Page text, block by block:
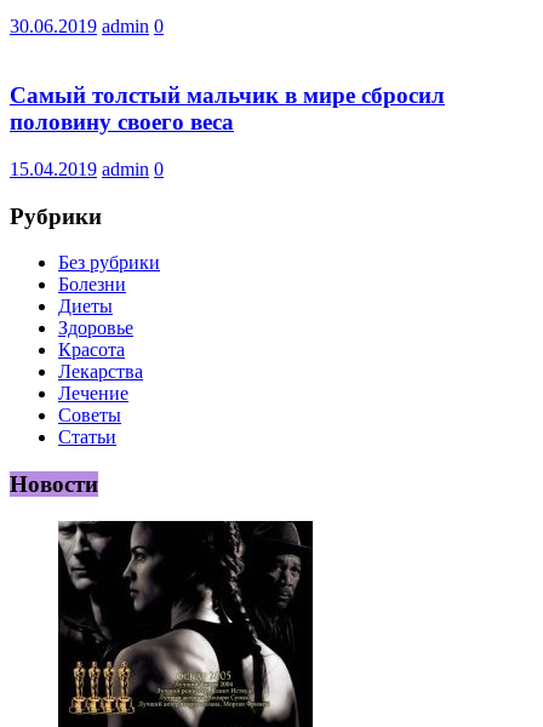
30.06.2019 admin 0
Самый толстый мальчик в мире сбросил
половину своего веса
15.04.2019 admin 0
Рубрики
Без рубрики
Болезни
Диеты
Здоровье
Красота
Лекарства
Лечение
Советы
Статьи
Новости